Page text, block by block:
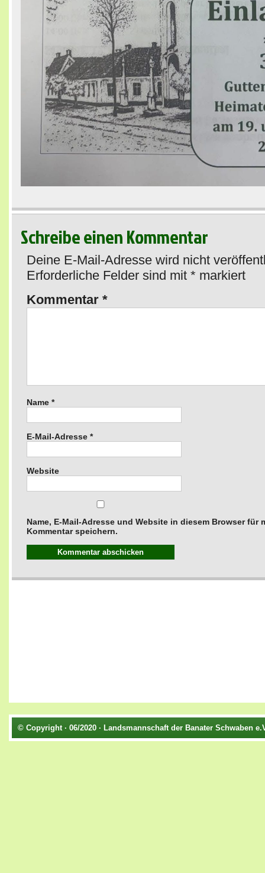
Schreibe einen Kommentar
Deine E-Mail-Adresse wird nicht
Erforderliche Felder sind mit * markiert
Kommentar *
Name *
E-Mail-Adresse *
Website
Name, E-Mail-Adresse und Website in diesem Browser für
Kommentar speichern.
© Copyright · 06/2020 · Landsmannschaft der Banater Schwaben